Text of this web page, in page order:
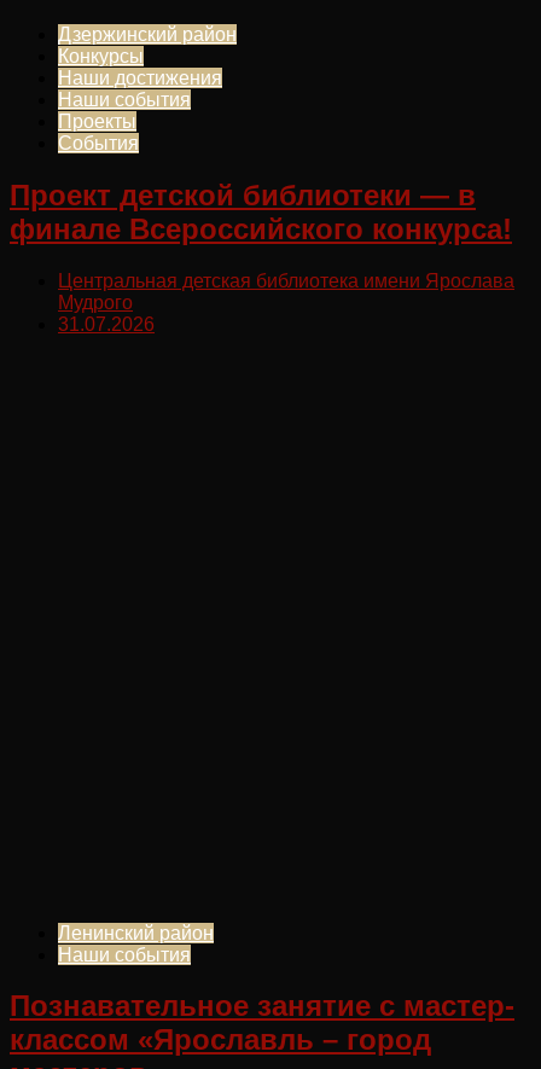
Дзержинский район
Конкурсы
Наши достижения
Наши события
Проекты
События
Проект детской библиотеки — в
финале Всероссийского конкурса!
Центральная детская библиотека имени Ярослава
Мудрого
31.07.2026
Ленинский район
Наши события
Познавательное занятие с мастер-
классом «Ярославль – город